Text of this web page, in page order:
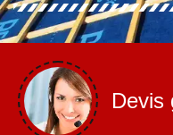
Devis